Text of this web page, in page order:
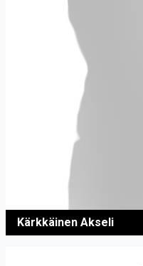
Kärkkäinen Akseli